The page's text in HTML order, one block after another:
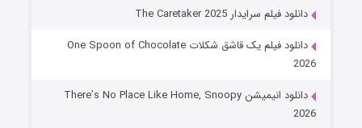
دانلود فیلم سرایدار The Caretaker 2025
دانلود فیلم یک قاشق شکلات One Spoon of Chocolate
2026
دانلود انیمیشن There’s No Place Like Home, Snoopy
2026